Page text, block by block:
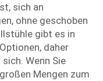
sich an
ohne geschoben
gibt es in
daher
Wenn Sie
Mengen zum